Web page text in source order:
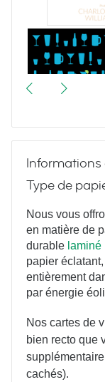
ingredients
Informations
Type de
Nous vous
en matière de
durable laminé
papier éclatant,
entièrement
par énergie
Nos cartes de
bien recto que
cachés).